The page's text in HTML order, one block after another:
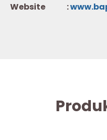
Website :www.b